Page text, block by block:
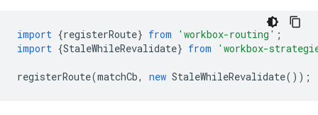
import {registerRoute} from 'workbox-routing' ;
import {StaleWhileRevalidate} from 'workbox-
registerRoute(matchCb, new StaleWhileRevalidate());